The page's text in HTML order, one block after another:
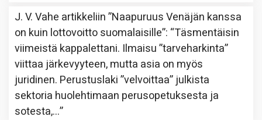
J. V. Vahe artikkeliin”Naapuruus Venäjän kanssa
on kuin lottovoitto suomalaisille”: “Täsmentäisin
viimeistä kappalettani. Ilmaisu ”tarveharkinta”
viittaa järkevyyteen, mutta asia on myös
juridinen. Perustuslaki ”velvoittaa” julkista
sektoria huolehtimaan perusopetuksesta ja
sotesta,…”